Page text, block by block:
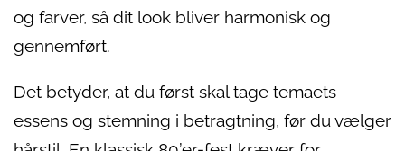
og farver, så dit look bliver harmonisk og
gennemført.
Det betyder, at du først skal tage temaets
essens og stemning i betragtning, før du vælger